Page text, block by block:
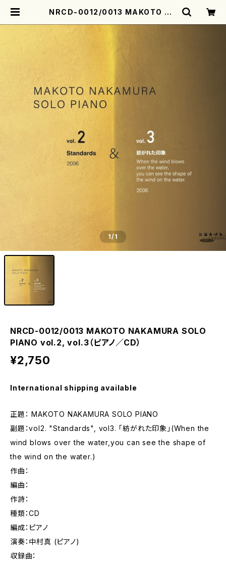
NRCD-0012/0013 MAKOTO NA
ol.3（ピアノ／CD） | motherearth
1/1
NRCD-0012/0013 MAKOTO NAKAMURA SOLO
PIANO vol.2, vol.3（ピアノ／CD）
¥2,750
International shipping available
正題： MAKOTO NAKAMURA SOLO PIANO
副題：vol2. "Standards", vol3. 「紡がれた印象」(When the
wind blows over the water,you can see the shape of
the wind on the water.)
作曲：
編曲：
作詩：
種類：CD
編成：ピアノ
演奏：中村真 (ピアノ)
収録曲：